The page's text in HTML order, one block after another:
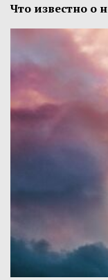
Что известно о